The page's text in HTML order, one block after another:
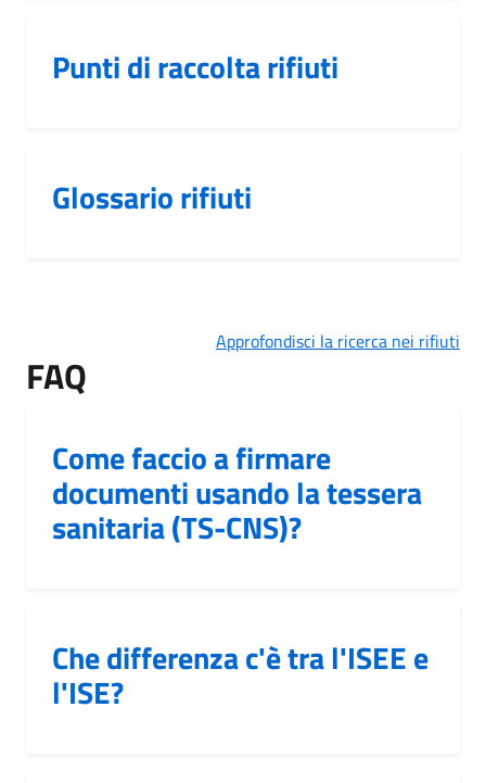
Punti di raccolta rifiuti
Glossario rifiuti
Approfondisci la ricerca nei rifiuti
FAQ
Come faccio a firmare
documenti usando la tessera
sanitaria (TS-CNS)?
Che differenza c'è tra l'ISEE e
l'ISE?